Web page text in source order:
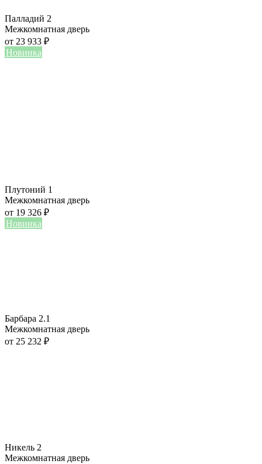
Палладий 2
Межкомнатная дверь
от 23 933 ₽
Новинка
Плутоний 1
Межкомнатная дверь
от 19 326 ₽
Новинка
Барбара 2.1
Межкомнатная дверь
от 25 232 ₽
Никель 2
Межкомнатная дверь